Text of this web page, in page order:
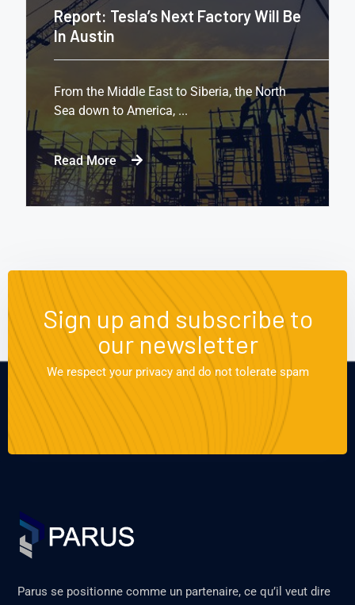
Report: Tesla’s Next Factory Will Be
In Austin
From the Middle East to Siberia, the North
Sea down to America, ...
Read More
Sign up and subscribe to
our newsletter
We respect your privacy and do not tolerate spam
Parus se positionne comme un partenaire, ce qu’il veut dire